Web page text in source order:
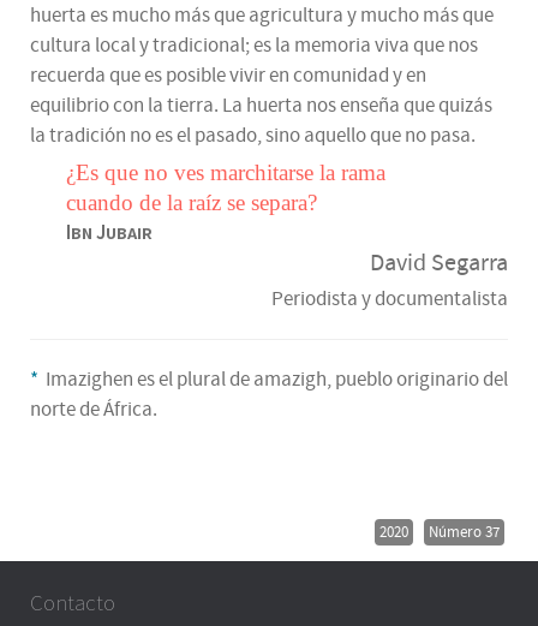
huerta es mucho más que agricultura y mucho más que
cultura local y tradicional; es la memoria viva que nos
recuerda que es posible vivir en comunidad y en
equilibrio con la tierra. La huerta nos enseña que quizás
la tradición no es el pasado, sino aquello que no pasa.
¿Es que no ves marchitarse la rama
cuando de la raíz se separa?
Ibn Jubair
David Segarra
Periodista y documentalista
* Imazighen es el plural de amazigh, pueblo originario del
norte de África.
2020 Número 37
Contacto